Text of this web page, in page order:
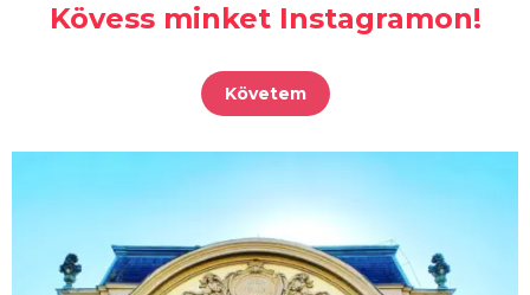
Kövess minket Instagramon!
Követem